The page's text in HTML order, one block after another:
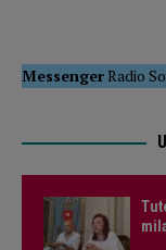
MessengerRadio